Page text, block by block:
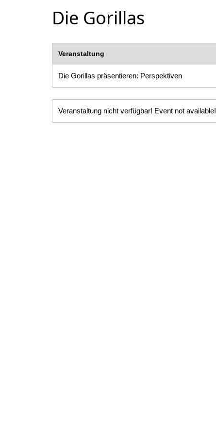
Die Gorillas
Veranstaltung
Die Gorillas präsentieren: Perspektiven
Veranstaltung nicht verfügbar! Event not available!